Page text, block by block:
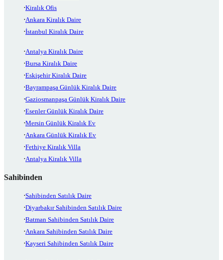
Kiralık Ofis
Ankara Kiralık Daire
İstanbul Kiralık Daire
Antalya Kiralık Daire
Bursa Kiralık Daire
Eskişehir Kiralık Daire
Bayrampaşa Günlük Kiralık Daire
Gaziosmanpaşa Günlük Kiralık Daire
Esenler Günlük Kiralık Daire
Mersin Günlük Kiralık Ev
Ankara Günlük Kiralık Ev
Fethiye Kiralık Villa
Antalya Kiralık Villa
Sahibinden
Sahibinden Satılık Daire
Diyarbakır Sahibinden Satılık Daire
Batman Sahibinden Satılık Daire
Ankara Sahibinden Satılık Daire
Kayseri Sahibinden Satılık Daire